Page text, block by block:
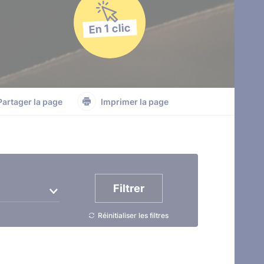
En 1 clic
la page Imprimer la page
Filtrer
Réinitialiser les filtres